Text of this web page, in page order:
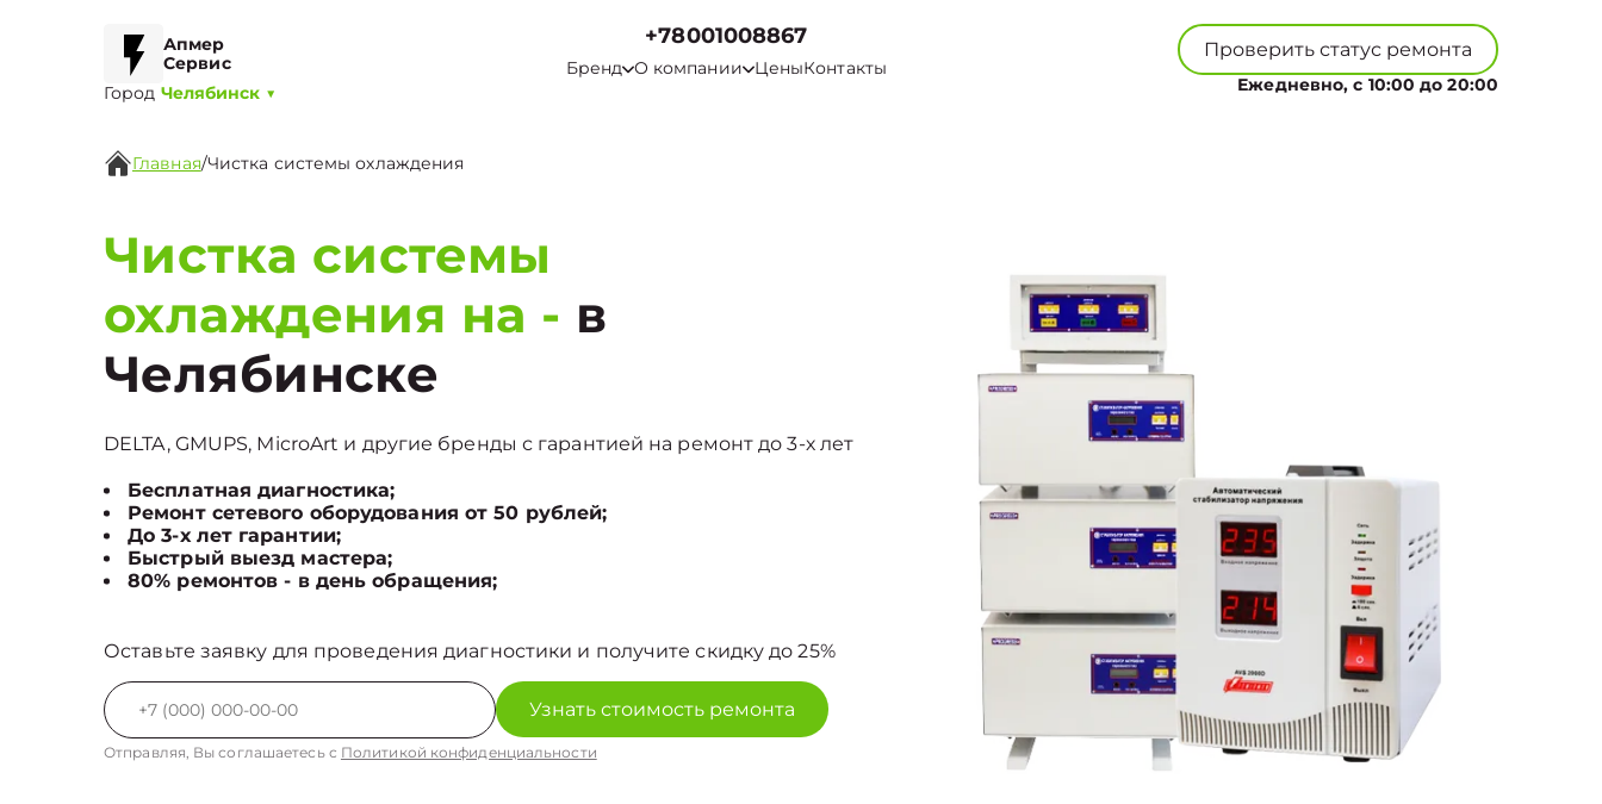
Апмер
Сервис
Город Челябинск ▼
+78001008867
Бренд О компании ЦеныКонтакты
Проверить статус ремонта
Ежедневно, с 10:00 до 20:00
Главная/Чистка системы охлаждения
Чистка системы
охлаждения на - в
Челябинске
DELTA, GMUPS, MicroArt и другие бренды с гарантией на ремонт до 3-х лет
Бесплатная диагностика;
Ремонт сетевого оборудования от 50 рублей;
До 3-х лет гарантии;
Быстрый выезд мастера;
80% ремонтов - в день обращения;
Оставьте заявку для проведения диагностики и получите скидку до 25%
Узнать стоимость ремонта
Отправляя, Вы соглашаетесь с Политикой конфиденциальности